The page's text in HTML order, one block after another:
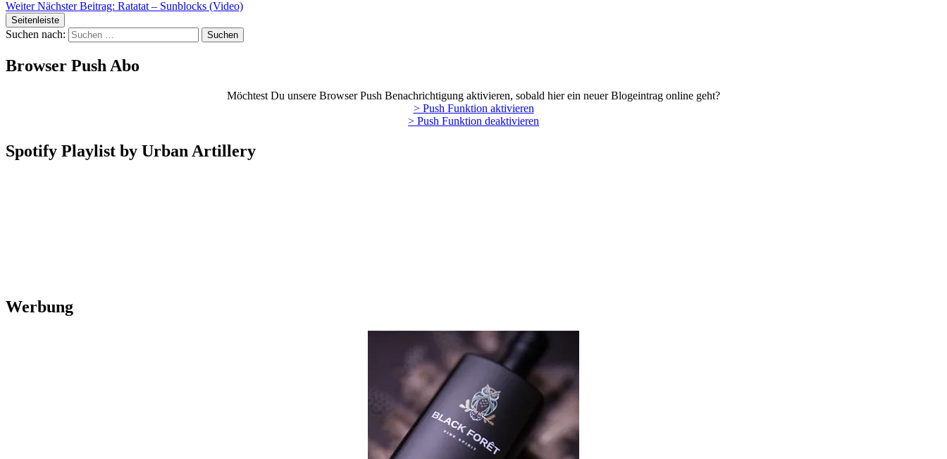
Weiter Nächster Beitrag: Ratatat – Sunblocks (Video)
Seitenleiste
Suchen nach:
Browser Push Abo
Möchtest Du unsere Browser Push Benachrichtigung aktivieren, sobald hier ein neuer Blogeintrag online geht?
> Push Funktion aktivieren
> Push Funktion deaktivieren
Spotify Playlist by Urban Artillery
Werbung